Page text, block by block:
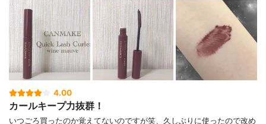
4.00
カールキープ力抜群！
いつごろ買ったのか覚えてないのですが笑、久しぶりに使ったので改め